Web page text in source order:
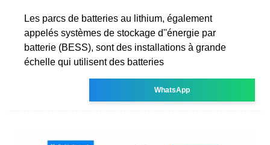
Les parcs de batteries au lithium, également
appelés systèmes de stockage d''énergie par
batterie (BESS), sont des installations à grande
échelle qui utilisent des batteries
WhatsApp